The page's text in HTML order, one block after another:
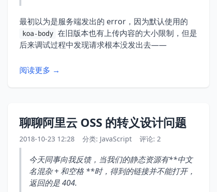
最初以为是服务端发出的 error，因为默认使用的
koa-body 在旧版本也有上传内容的大小限制，但是
后来调试过程中发现请求根本没发出去——
阅读更多 →
聊聊阿里云 OSS 的转义设计问题
2018-10-23 12:28 分类: JavaScript 评论: 2
今天同事向我反馈，当我们的静态资源有**中文
名混杂 + 和空格 **时，得到的链接并不能打开，
返回的是 404.